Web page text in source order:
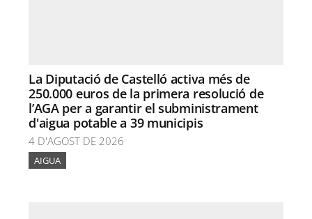
La Diputació de Castelló activa més de
250.000 euros de la primera resolució de
l’AGA per a garantir el subministrament
d'aigua potable a 39 municipis
4 D'AGOST DE 2026
AIGUA